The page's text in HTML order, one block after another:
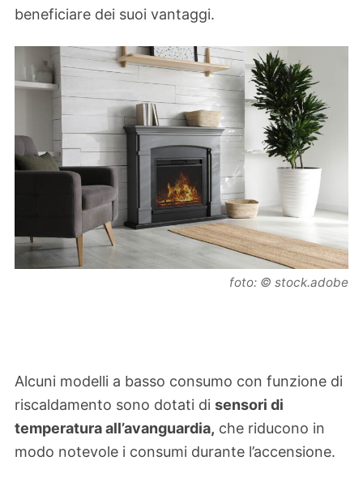
beneficiare dei suoi vantaggi.
foto: © stock.adobe
Alcuni modelli a basso consumo con funzione di
riscaldamento sono dotati di sensori di
temperatura all’avanguardia, che riducono in
modo notevole i consumi durante l’accensione.